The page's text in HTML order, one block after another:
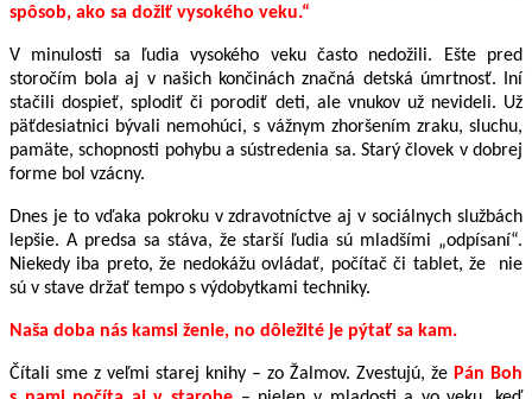
spôsob, ako sa dožiť vysokého veku.“
V minulosti sa ľudia vysokého veku často nedožili. Ešte pred
storočím bola aj v našich končinách značná detská úmrtnosť. Iní
stačili dospieť, splodiť či porodiť deti, ale vnukov už nevideli. Už
päťdesiatnici bývali nemohúci, s vážnym zhoršením zraku, sluchu,
pamäte, schopnosti pohybu a sústredenia sa. Starý človek v dobrej
forme bol vzácny.
Dnes je to vďaka pokroku v zdravotníctve aj v sociálnych službách
lepšie. A predsa sa stáva, že starší ľudia sú mladšími „odpísaní“.
Niekedy iba preto, že nedokážu ovládať, počítač či tablet, že nie
sú v stave držať tempo s výdobytkami techniky.
Naša doba nás kamsi ženie, no dôležité je pýtať sa kam.
Čítali sme z veľmi starej knihy – zo Žalmov. Zvestujú, že Pán Boh